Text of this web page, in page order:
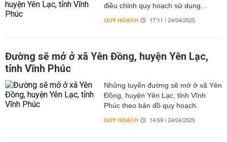
điều chỉnh quy hoạch sử dụng...
QUY HOẠCH 17:11 | 24/04/2025
Đường sẽ mở ở xã Yên Đồng, huyện Yên Lạc,
tỉnh Vĩnh Phúc
Những tuyến đường sẽ mở ở xã Yên
Đồng, huyện Yên Lạc, tỉnh Vĩnh
Phúc theo bản đồ quy hoạch.
QUY HOẠCH 14:59 | 24/04/2025